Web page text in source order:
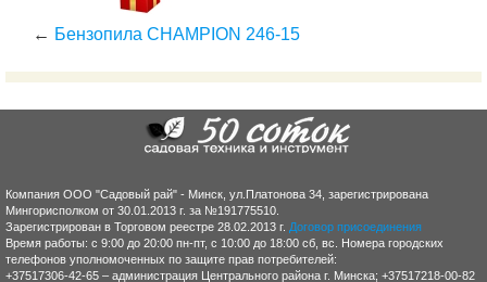
← Бензопила CHAMPION 246-15
Компания ООО "Садовый рай" - Минск, ул.Платонова 34, зарегистрирована
Мингорисполком от 30.01.2013 г. за №191775510.
Зарегистрирован в Торговом реестре 28.02.2013 г. Договор присоединения
Время работы: с 9:00 до 20:00 пн-пт, с 10:00 до 18:00 сб, вс. Номера городских
телефонов уполномоченных по защите прав потребителей:
+37517306-42-65 – администрация Центрального района г. Минска; +37517218-00-82